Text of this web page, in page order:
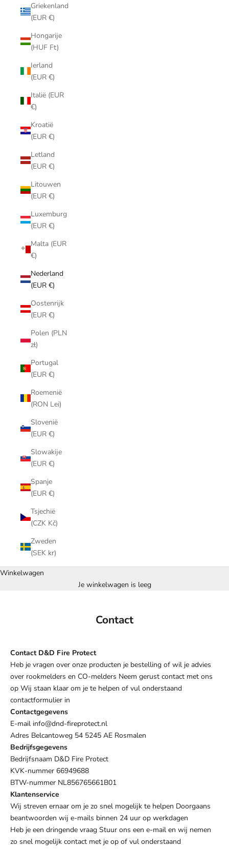
Griekenland
(EUR €)
Hongarije
(HUF Ft)
Ierland
(EUR €)
Italië (EUR
€)
Kroatië
(EUR €)
Letland
(EUR €)
Litouwen
(EUR €)
Luxemburg
(EUR €)
Malta (EUR
€)
Nederland
(EUR €)
Oostenrijk
(EUR €)
Polen (PLN
zł)
Portugal
(EUR €)
Roemenië
(RON Lei)
Slovenië
(EUR €)
Slowakije
(EUR €)
Spanje
(EUR €)
Tsjechië
(CZK Kč)
Zweden
(SEK kr)
Winkelwagen
Je winkelwagen is leeg
Contact
Contact D&D Fire Protect
Heb je vragen over onze producten je bestelling of wil je advies
over rookmelders en CO-melders Neem gerust contact met ons
op Wij staan klaar om je te helpen of vul onderstaand
contactformulier in
Contactgegevens
E-mail info@dnd-fireprotect.nl
Adres Belcantoweg 54 5245 AE Rosmalen
Bedrijfsgegevens
Bedrijfsnaam D&D Fire Protect
KVK-nummer 66949688
BTW-nummer NL856765661B01
Klantenservice
Wij streven ernaar om je zo snel mogelijk te helpen Doorgaans
beantwoorden wij e-mails binnen 24 uur op werkdagen
Heb je een dringende vraag Stuur ons een e-mail en wij nemen
zo snel mogelijk contact met je op of vul onderstaand